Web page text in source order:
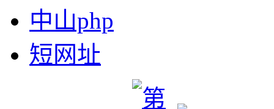
中山php
短网址